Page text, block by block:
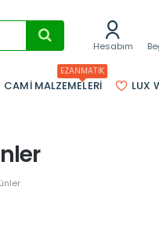
Hesabım
CAMI MALZEMELERI
EZANMATIK
LUX